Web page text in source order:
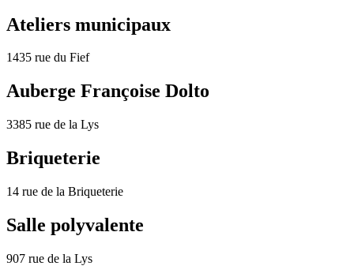
Ateliers municipaux
1435 rue du Fief
Auberge Françoise Dolto
3385 rue de la Lys
Briqueterie
14 rue de la Briqueterie
Salle polyvalente
907 rue de la Lys